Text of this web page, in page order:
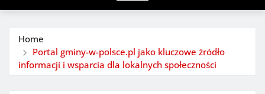
Home
Portal gminy-w-polsce.pl jako kluczowe źródło
informacji i wsparcia dla lokalnych społeczności